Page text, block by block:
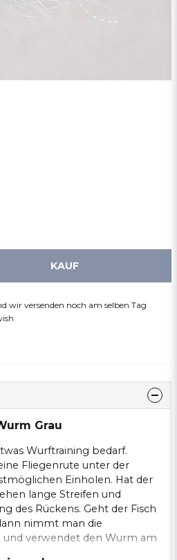
KAUF
wir versenden noch am selben Tag
Grau
Wurftraining bedarf.
Fliegenrute unter der
Einholen. Hat der
lange Streifen und
des Rückens. Geht der Fisch
nimmt man die
und verwendet den Wurm am